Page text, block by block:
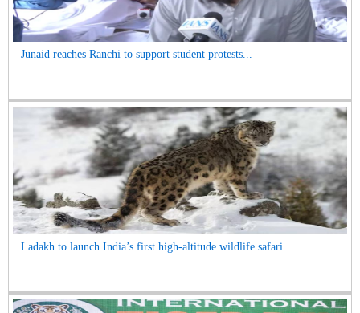
Junaid reaches Ranchi to support student protests...
Ladakh to launch India’s first high-altitude wildlife safari...